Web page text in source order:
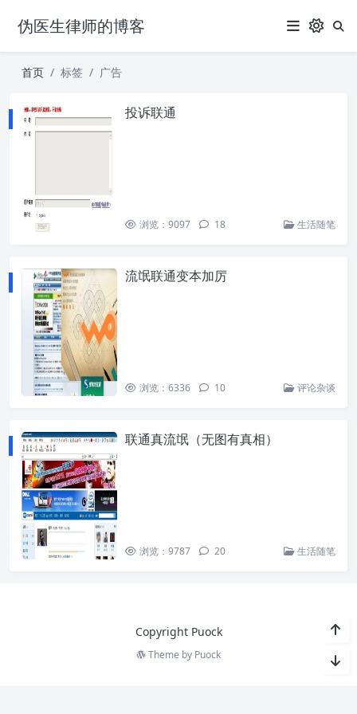
伪医生律师的博客
首页 标签 广告
投诉联通
浏览：9097 18 生活随笔
流氓联通变本加厉
浏览：6336 10 评论杂谈
联通真流氓（无图有真相）
浏览：9787 20 生活随笔
Copyright Puock
Theme by Puock